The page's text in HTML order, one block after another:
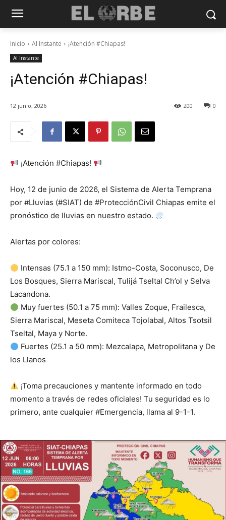
Inicio Al Instante ¡Atención #Chiapas!
Al Instante
¡Atención #Chiapas!
12 junio, 2026 0
200
¡Atención #Chiapas!
Hoy, 12 de junio de 2026, el Sistema de Alerta Temprana
por #Lluvias (#SIAT) de #ProtecciónCivil Chiapas emite el
pronóstico de lluvias en nuestro estado.
Alertas por colores:
Intensas (75.1 a 150 mm): Istmo-Costa, Soconusco, De
Los Bosques, Sierra Mariscal, Tulijá Tseltal Ch’ol y Selva
Lacandona.
Muy fuertes (50.1 a 75 mm): Valles Zoque, Frailesca,
Sierra Mariscal, Meseta Comiteca Tojolabal, Altos Tsotsil
Tseltal, Maya y Norte.
Fuertes (25.1 a 50 mm): Mezcalapa, Metropolitana y De
los Llanos
¡Toma precauciones y mantente informado en todo
momento a través de redes oficiales! Tu seguridad es lo
primero, ante cualquier #Emergencia, llama al 9-1-1.